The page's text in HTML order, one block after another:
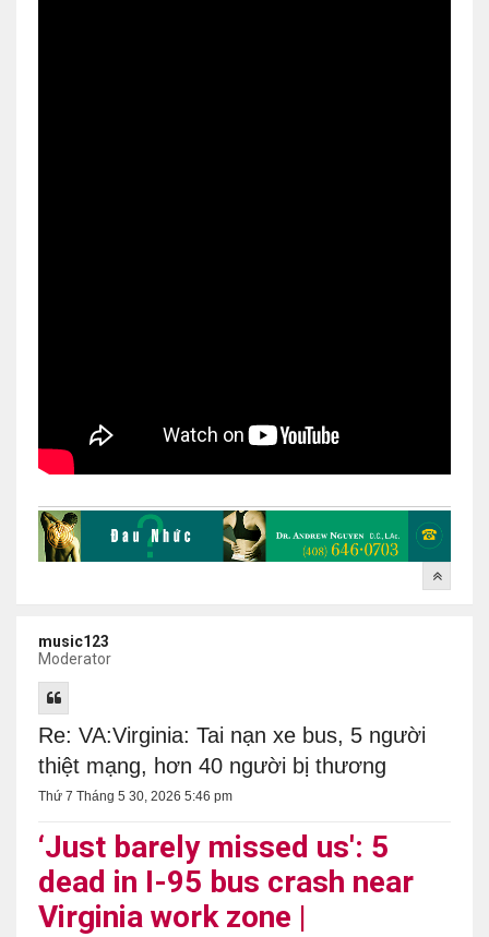
music123
Moderator
Re: VA:Virginia: Tai nạn xe bus, 5 người
thiệt mạng, hơn 40 người bị thương
Thứ 7 Tháng 5 30, 2026 5:46 pm
‘Just barely missed us': 5
dead in I-95 bus crash near
Virginia work zone |